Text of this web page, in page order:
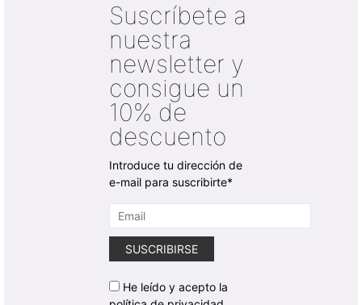
Suscríbete a
nuestra
newsletter y
consigue un
10% de
descuento
Introduce tu dirección de
e-mail para suscribirte*
He leído y acepto la